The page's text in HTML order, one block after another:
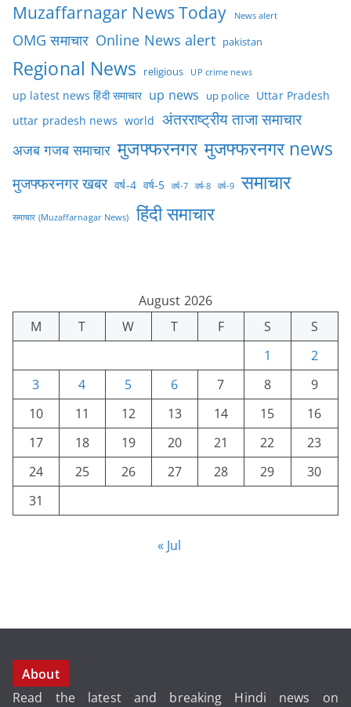
Muzaffarnagar News Today News alert
OMG समाचार Online News alert pakistan
Regional News religious UP crime news
up latest news हिंदी समाचार up news up police Uttar Pradesh
uttar pradesh news world अंतरराष्ट्रीय ताजा समाचार
अजब गजब समाचार मुजफ्फरनगर मुजफ्फरनगर news
मुजफ्फरनगर खबर वर्ष-4 वर्ष-5 वर्ष-7 वर्ष-8 वर्ष-9 समाचार
समाचार (Muzaffarnagar News) हिंदी समाचार
August 2026
M
T W T F S
S
1
2
3
4 5 6 7 8
9
10
11 12 13 14 15
16
17
18 19 20 21 22
23
24
25 26 27 28 29
30
31
« Jul
About
Read the latest and breaking Hindi news on